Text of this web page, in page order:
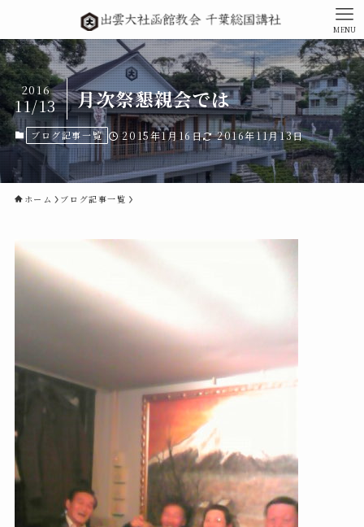
MENU
月次祭懇親会では
2016
11/13
ブログ記事一覧 2015年1月16日 2016年11月13日
ホーム ブログ記事一覧